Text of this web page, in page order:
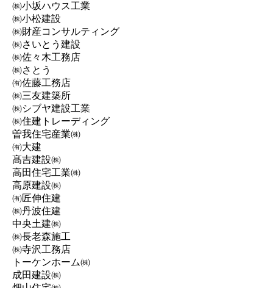
㈱小坂ハウス工業
㈱小松建設
㈱財産コンサルティング
㈱さいとう建設
㈱佐々木工務店
㈱さとう
㈲佐藤工務店
㈱三友建築所
㈱シブヤ建設工業
㈱住建トレーディング
曽我住宅産業㈱
㈲大建
髙吉建設㈱
高田住宅工業㈱
高原建設㈱
㈲匠伸住建
㈱丹波住建
中央土建㈱
㈱長老森施工
㈱寺沢工務店
トーケンホーム㈱
成田建設㈱